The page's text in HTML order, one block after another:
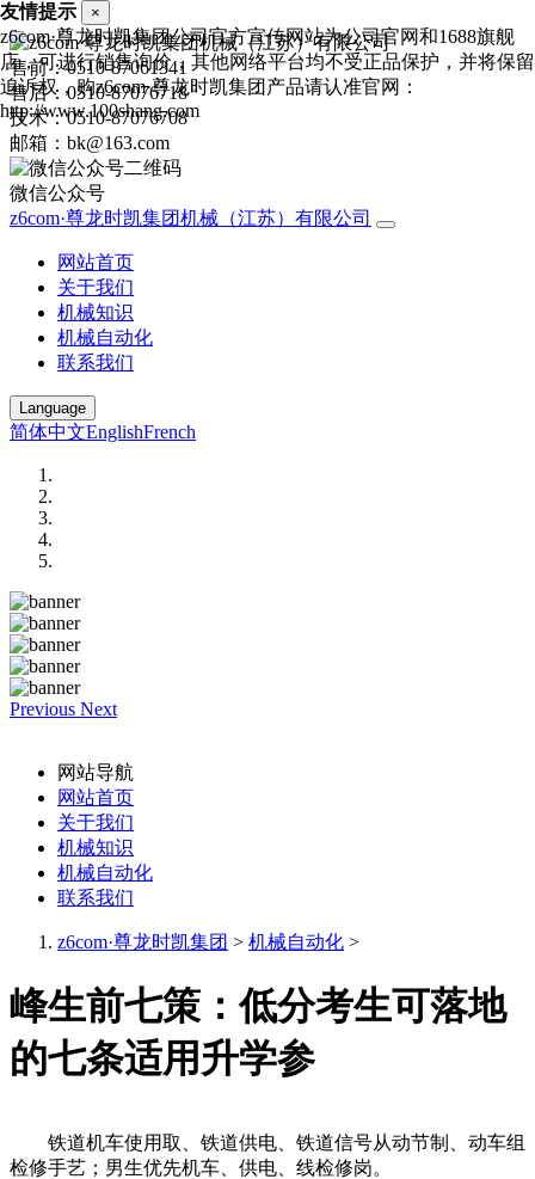
售前：0510-87061341
售后：0510-87076718
技术：0510-87076708
邮箱：bk@163.com
微信公众号
z6com·尊龙时凯集团机械（江苏）有限公司
网站首页
关于我们
机械知识
机械自动化
联系我们
Language
简体中文EnglishFrench
Previous Next
网站导航
网站首页
关于我们
机械知识
机械自动化
联系我们
z6com·尊龙时凯集团 > 机械自动化 >
峰生前七策：低分考生可落地
的七条适用升学参
铁道机车使用取、铁道供电、铁道信号从动节制、动车组
检修手艺；男生优先机车、供电、线检修岗。
友情提示 ×
z6com·尊龙时凯集团公司官方宣传网站为公司官网和1688旗舰
店，可进行销售询价，其他网络平台均不受正品保护，并将保留
追诉权，购z6com·尊龙时凯集团产品请认准官网：
http://www.100shang.com